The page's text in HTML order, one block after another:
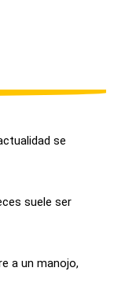
se
suele ser
a un manojo,